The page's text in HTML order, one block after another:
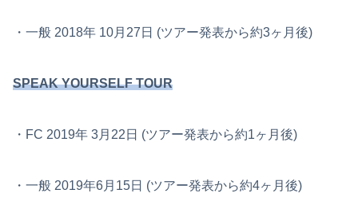
・一般 2018年 10月27日 (ツアー発表から約3ヶ月後)
SPEAK YOURSELF TOUR
・FC 2019年 3月22日 (ツアー発表から約1ヶ月後)
・一般 2019年6月15日 (ツアー発表から約4ヶ月後)